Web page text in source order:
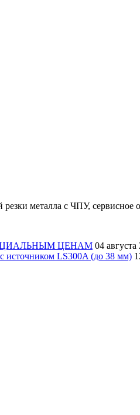
металла с ЧПУ, сервисное
ЦЕНАМ 04 августа
LS300A (до 38 мм)